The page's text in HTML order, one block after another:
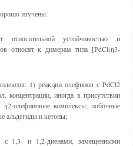
изучены.
относительной устойчивостью и
относят к димерам типа [PdCl(η3-
1) реакции олефинов с PdCl2
концентрации, иногда в присутствии
η2-олефиновые комплексы; побочные
альдегиды и кетоны;
с 1,3- и 1,2-диенами, замещенными